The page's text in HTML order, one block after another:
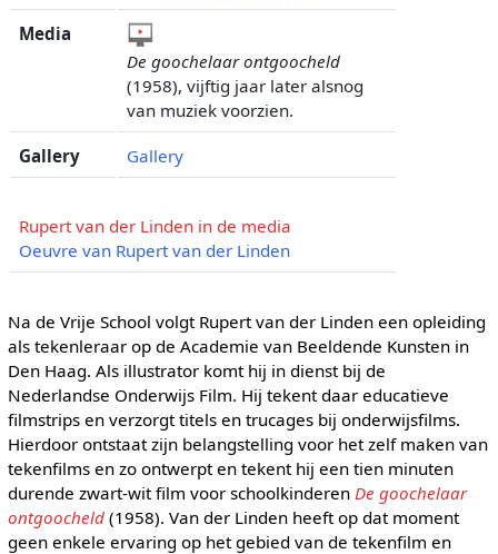
Media
De goochelaar ontgoocheld
(1958), vijftig jaar later alsnog
van muziek voorzien.
Gallery Gallery
Rupert van der Linden in de media
Oeuvre van Rupert van der Linden
Na de Vrije School volgt Rupert van der Linden een opleiding
als tekenleraar op de Academie van Beeldende Kunsten in
Den Haag. Als illustrator komt hij in dienst bij de
Nederlandse Onderwijs Film. Hij tekent daar educatieve
filmstrips en verzorgt titels en trucages bij onderwijsfilms.
Hierdoor ontstaat zijn belangstelling voor het zelf maken van
tekenfilms en zo ontwerpt en tekent hij een tien minuten
durende zwart-wit film voor schoolkinderen De goochelaar
ontgoocheld(1958). Van der Linden heeft op dat moment
geen enkele ervaring op het gebied van de tekenfilm en